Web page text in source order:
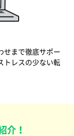
せまで徹底サポー
トレスの少ない転
介！